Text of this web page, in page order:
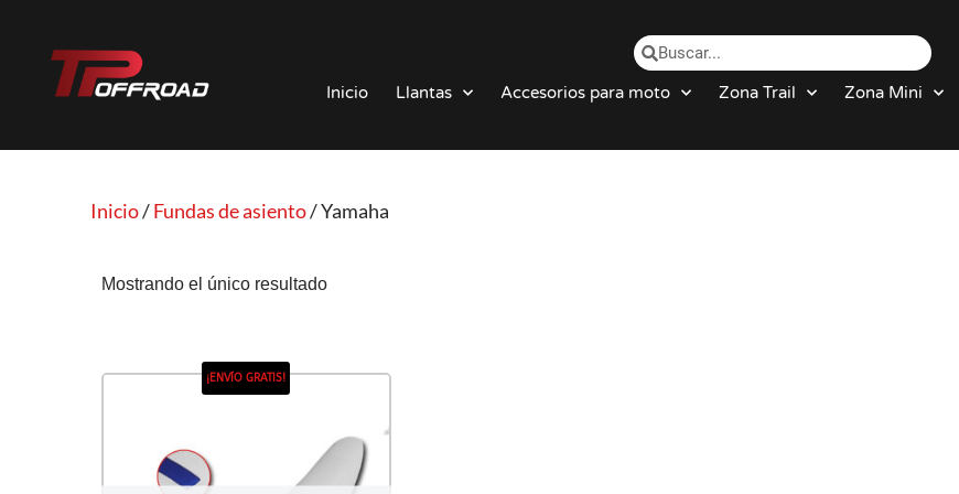
Saltar
Inicio Llantas Accesorios para moto Zona Trail Zona Mini
Inicio/Fundas de asiento/ Yamaha
Mostrando el único resultado
¡ENVÍO GRATIS!